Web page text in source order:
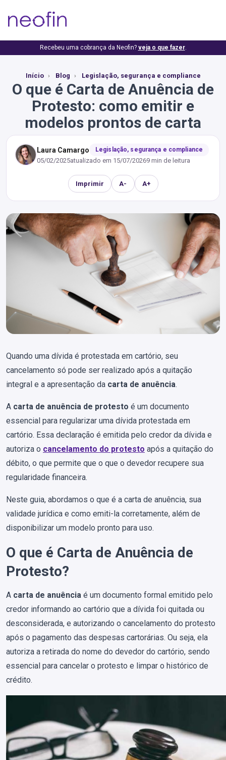
Recebeu uma cobrança da Neofin? veja o que fazer.
Início Blog Legislação, segurança e compliance
O que é Carta de Anuência de
Protesto: como emitir e
modelos prontos de carta
Laura Camargo Legislação, segurança e compliance
05/02/2025atualizado em 15/07/20269 min de leitura
Imprimir A- A+
Quando uma dívida é protestada em cartório, seu
cancelamento só pode ser realizado após a quitação
integral e a apresentação da carta de anuência.
A carta de anuência de protesto é um documento
essencial para regularizar uma dívida protestada em
cartório. Essa declaração é emitida pelo credor da dívida e
autoriza o cancelamento do protesto após a quitação do
débito, o que permite que o que o devedor recupere sua
regularidade financeira.
Neste guia, abordamos o que é a carta de anuência, sua
validade jurídica e como emiti-la corretamente, além de
disponibilizar um modelo pronto para uso.
O que é Carta de Anuência de
Protesto?
A carta de anuência é um documento formal emitido pelo
credor informando ao cartório que a dívida foi quitada ou
desconsiderada, e autorizando o cancelamento do protesto
após o pagamento das despesas cartorárias. Ou seja, ela
autoriza a retirada do nome do devedor do cartório, sendo
essencial para cancelar o protesto e limpar o histórico de
crédito.